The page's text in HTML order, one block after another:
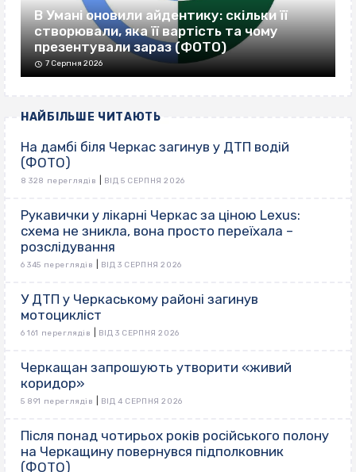
В Умані оновили айдентику: скільки її
створювали, яка її вартість та чому
презентували зараз (ФОТО)
7 Серпня 2026
НАЙБІЛЬШЕ ЧИТАЮТЬ
На дамбі біля Черкас загинув у ДТП водій
(ФОТО)
8 328 переглядів ВІД 5 СЕРПНЯ 2026
Рукавички у лікарні Черкас за ціною Lexus:
схема не зникла, вона просто переїхала –
розслідування
6 345 переглядів ВІД 3 СЕРПНЯ 2026
У ДТП у Черкаському районі загинув
мотоцикліст
6 161 переглядів ВІД 3 СЕРПНЯ 2026
Черкащан запрошують утворити «живий
коридор»
5 891 переглядів ВІД 4 СЕРПНЯ 2026
Після понад чотирьох років російського полону
на Черкащину повернувся підполковник
(ФОТО)